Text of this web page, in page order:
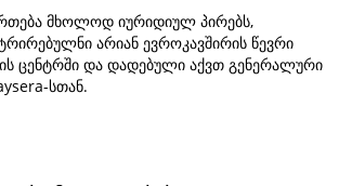
მხოლოდ იურიდიულ პირებს,
არიან ევროკავშირის წევრი
ცენტრში და დადებული აქვთ გენერალური
სთან.